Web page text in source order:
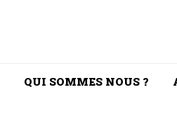
QUI SOMMES NOUS ?